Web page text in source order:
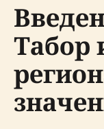
Табор